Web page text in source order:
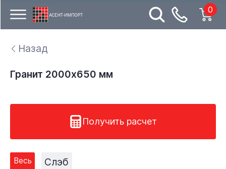
0
Назад
Гранит 2000х650 мм
Получить расчет
Весь Слэб